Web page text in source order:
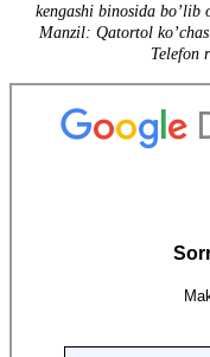
kengashi binosida bo’lib
Manzil: Qatortol
Telefon